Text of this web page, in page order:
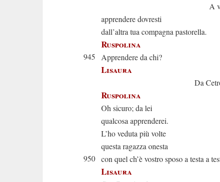
A viver
apprendere dovresti
dall’altra tua compagna pastorella.
Ruspolina
945 Apprendere da chi?
Lisaura
Da
Ruspolina
Oh sicuro; da lei
qualcosa apprenderei.
L’ho veduta più volte
questa ragazza onesta
950 con quel ch’è vostro sposo a testa a
Lisaura